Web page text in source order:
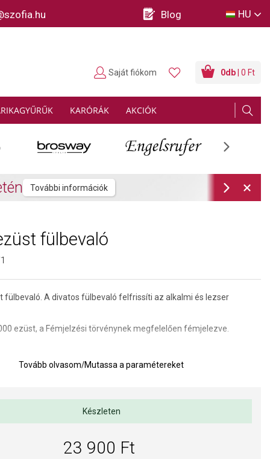
Blog HU
KARÓRÁK AKCIÓK
0db | 0 Ft
Saját fiókom
fülbevaló
fülbevaló. A divatos fülbevaló felfrissíti az alkalmi és lezser
ezüst, a Fémjelzési törvénynek megfelelően fémjelezve.
10 mm
Tovább olvasom/Mutassa a paramétereket
Készleten
23 900 Ft